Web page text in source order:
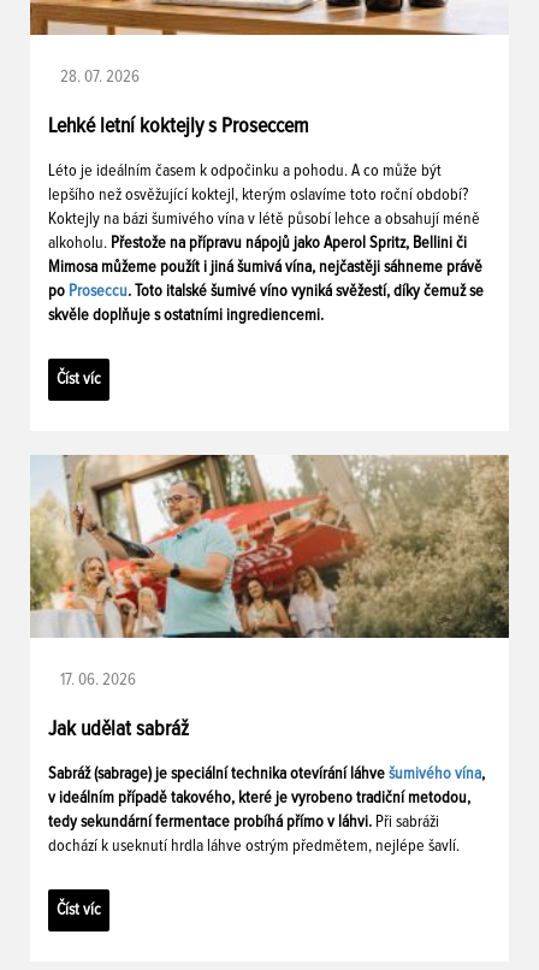
28. 07. 2026
Lehké letní koktejly s Proseccem
Léto je ideálním časem k odpočinku a pohodu. A co může být
lepšího než osvěžující koktejl, kterým oslavíme toto roční období?
Koktejly na bázi šumivého vína v létě působí lehce a obsahují méně
alkoholu. Přestože na přípravu nápojů jako Aperol Spritz, Bellini či
Mimosa můžeme použít i jiná šumivá vína, nejčastěji sáhneme právě
po Proseccu. Toto italské šumivé víno vyniká svěžestí, díky čemuž se
skvěle doplňuje s ostatními ingrediencemi.
Číst víc
17. 06. 2026
Jak udělat sabráž
Sabráž (sabrage) je speciální technika otevírání láhve šumivého vína,
v ideálním případě takového, které je vyrobeno tradiční metodou,
tedy sekundární fermentace probíhá přímo v láhvi. Při sabráži
dochází k useknutí hrdla láhve ostrým předmětem, nejlépe šavlí.
Číst víc